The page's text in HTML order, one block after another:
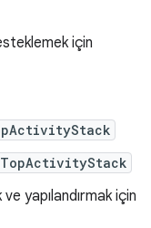
için
yapılandırmak için